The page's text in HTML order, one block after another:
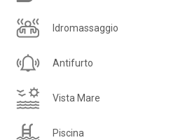
Idromassaggio
Antifurto
Vista Mare
Piscina